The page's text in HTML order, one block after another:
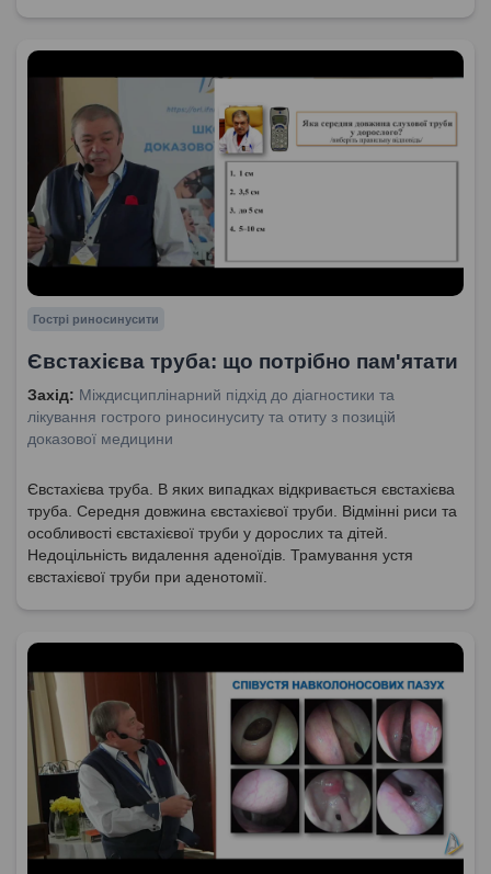
Гострі риносинусити
Євстахієва труба: що потрібно пам'ятати
Захід: Міждисциплінарний підхід до діагностики та
лікування гострого риносинуситу та отиту з позицій
доказової медицини
Євстахієва труба. В яких випадках відкривається євстахієва
труба. Середня довжина євстахієвої труби. Відмінні риси та
особливості євстахієвої труби у дорослих та дітей.
Недоцільність видалення аденоїдів. Трамування устя
євстахієвої труби при аденотомії.